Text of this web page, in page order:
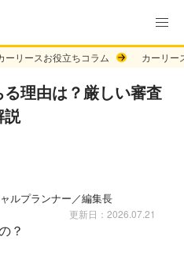
ーリースお役立ちコラム カーリー
理由は？厳しい審査
説
ルプランナー／編集長
更新日：2026.07.21